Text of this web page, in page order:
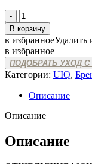
Количество
товара
UIQ
BIOME
BARRIER
PHA
GLOW
REFINING
AMPOULE
В корзину
в избранноеУдалить
в избранное
ПОДОБРАТЬ УХОД
Категории: UIQ,
Описание
Описание
Описание